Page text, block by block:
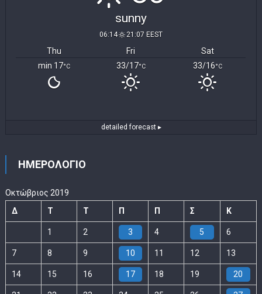
sunny
06:14 21:07 EEST
Thu Fri
Sat
min 17°C 33/17°C 33/16°C
detailed forecast ▸
ΗΜΕΡΟΛΟΓΙΟ
Οκτώβριος 2019
Δ
Τ Τ Π Π Σ Κ
1 2 3 4 5 6
7 8 9 10 11 12 13
14 15 16 17 18 19 20